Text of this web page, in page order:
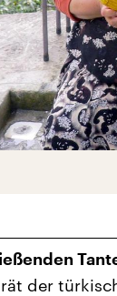
der